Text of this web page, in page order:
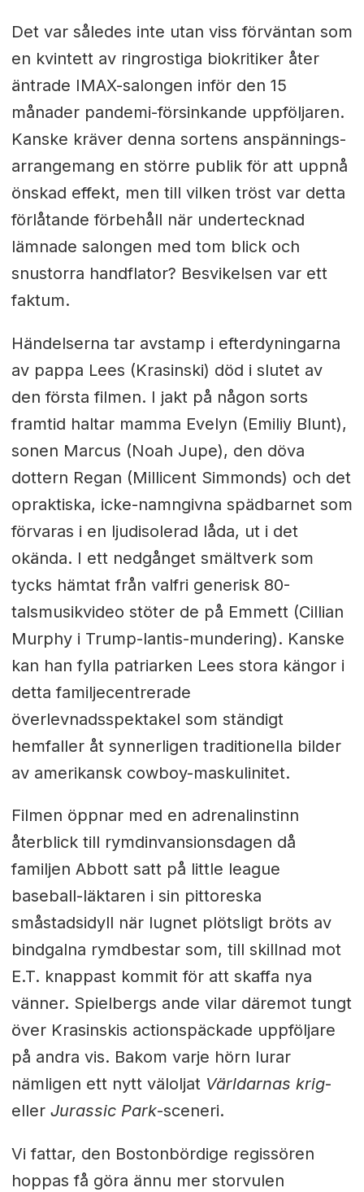
Det var således inte utan viss förväntan som
en kvintett av ringrostiga biokritiker åter
äntrade IMAX-salongen inför den 15
månader pandemi-försinkande uppföljaren.
Kanske kräver denna sortens anspännings-
arrangemang en större publik för att uppnå
önskad effekt, men till vilken tröst var detta
förlåtande förbehåll när undertecknad
lämnade salongen med tom blick och
snustorra handflator? Besvikelsen var ett
faktum.
Händelserna tar avstamp i efterdyningarna
av pappa Lees (Krasinski) död i slutet av
den första filmen. I jakt på någon sorts
framtid haltar mamma Evelyn (Emiliy Blunt),
sonen Marcus (Noah Jupe), den döva
dottern Regan (Millicent Simmonds) och det
opraktiska, icke-namngivna spädbarnet som
förvaras i en ljudisolerad låda, ut i det
okända. I ett nedgånget smältverk som
tycks hämtat från valfri generisk 80-
talsmusikvideo stöter de på Emmett (Cillian
Murphy i Trump-lantis-mundering). Kanske
kan han fylla patriarken Lees stora kängor i
detta familjecentrerade
överlevnadsspektakel som ständigt
hemfaller åt synnerligen traditionella bilder
av amerikansk cowboy-maskulinitet.
Filmen öppnar med en adrenalinstinn
återblick till rymdinvansionsdagen då
familjen Abbott satt på little league
baseball-läktaren i sin pittoreska
småstadsidyll när lugnet plötsligt bröts av
bindgalna rymdbestar som, till skillnad mot
E.T. knappast kommit för att skaffa nya
vänner. Spielbergs ande vilar däremot tungt
över Krasinskis actionspäckade uppföljare
på andra vis. Bakom varje hörn lurar
nämligen ett nytt väloljat Världarnas krig-
eller Jurassic Park-sceneri.
Vi fattar, den Bostonbördige regissören
hoppas få göra ännu mer storvulen